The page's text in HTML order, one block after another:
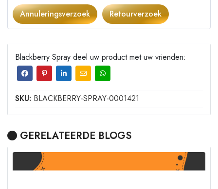
Annuleringsverzoek Retourverzoek
Blackberry Spray deel uw product met uw vrienden:
SKU: BLACKBERRY-SPRAY-0001421
GERELATEERDE BLOGS